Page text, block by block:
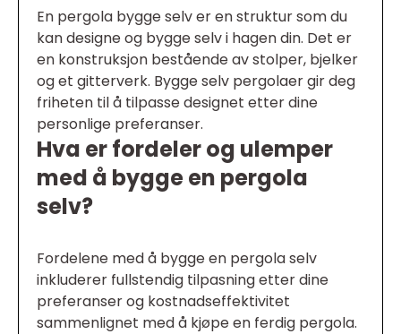
En pergola bygge selv er en struktur som du
kan designe og bygge selv i hagen din. Det er
en konstruksjon bestående av stolper, bjelker
og et gitterverk. Bygge selv pergolaer gir deg
friheten til å tilpasse designet etter dine
personlige preferanser.
Hva er fordeler og ulemper
med å bygge en pergola
selv?
Fordelene med å bygge en pergola selv
inkluderer fullstendig tilpasning etter dine
preferanser og kostnadseffektivitet
sammenlignet med å kjøpe en ferdig pergola.